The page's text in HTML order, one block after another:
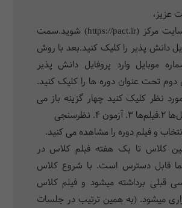
عزیز،
ابتدا وارد سایت مرکز (https://pact.ir) شوید.سمت
دانش پذیر را کلیک کنید.بعد با روش
موبایل وارد پروفایل دانش پذیر
تحت عنوان دوره ها را کلیک کنید.
نظر کلیک کنید چهار گزینه باز می
کلاس تا یک هفته فیلم کلاس در
قابل دسترس است. با شروع کلاس
قبلی برداشته میشود و فیلم کلاس
میشود. (به همین ترتیب در جلسات